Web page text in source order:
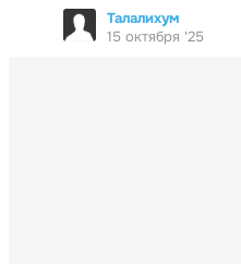
Талалихум
15 октября '25